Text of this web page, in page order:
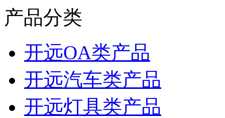
产品分类
开远OA类产品
开远汽车类产品
开远灯具类产品